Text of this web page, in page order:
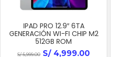
IPAD PRO 12.9″ 6TA
GENERACIÓN WI-FI CHIP M2
512GB ROM
S/5,999.00 S/4,999.00